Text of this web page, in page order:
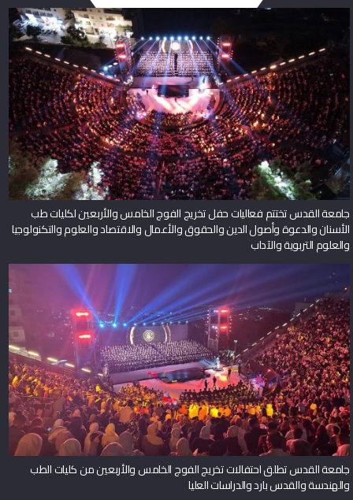
جامعة القدس تختتم فعاليات حفل تخريج الفوج الخامس والأربعين لكليات طب
الأسنان والدعوة وأصول الدين والحقوق والأعمال والاقتصاد والعلوم والتكنولوجيا
والعلوم التربوية والآداب
جامعة القدس تطلق احتفالات تخريج الفوج الخامس والأربعين من كليات الطب
والهندسة والقدس بارد والدراسات العليا